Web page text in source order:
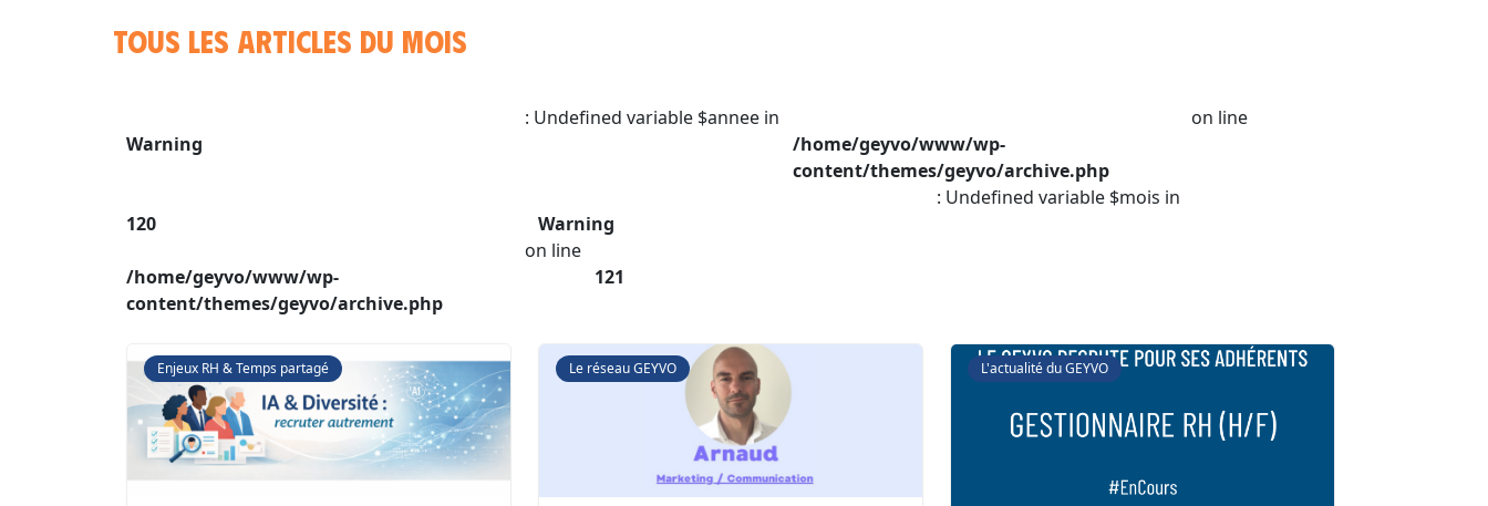
Tous les articles du mois
Warning
: Undefined variable $annee in
/home/geyvo/www/wp-
content/themes/geyvo/archive.php
on line
120 Warning
: Undefined variable $mois in
/home/geyvo/www/wp-
content/themes/geyvo/archive.php
on line
121
Enjeux RH & Temps partagé Le réseau GEYVO L'actualité du GEYVO